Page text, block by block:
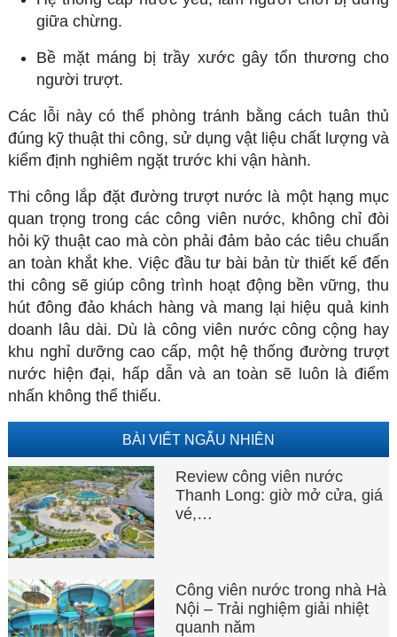
giữa chừng.
Bề mặt máng bị trầy xước gây tổn thương cho
người trượt.
Các lỗi này có thể phòng tránh bằng cách tuân thủ
đúng kỹ thuật thi công, sử dụng vật liệu chất lượng và
kiểm định nghiêm ngặt trước khi vận hành.
Thi công lắp đặt đường trượt nước là một hạng mục
quan trọng trong các công viên nước, không chỉ đòi
hỏi kỹ thuật cao mà còn phải đảm bảo các tiêu chuẩn
an toàn khắt khe. Việc đầu tư bài bản từ thiết kế đến
thi công sẽ giúp công trình hoạt động bền vững, thu
hút đông đảo khách hàng và mang lại hiệu quả kinh
doanh lâu dài. Dù là công viên nước công cộng hay
khu nghỉ dưỡng cao cấp, một hệ thống đường trượt
nước hiện đại, hấp dẫn và an toàn sẽ luôn là điểm
nhấn không thể thiếu.
BÀI VIẾT NGẪU NHIÊN
Review công viên nước
Thanh Long: giờ mở cửa, giá
vé,…
Công viên nước trong nhà Hà
Nội – Trải nghiệm giải nhiệt
quanh năm